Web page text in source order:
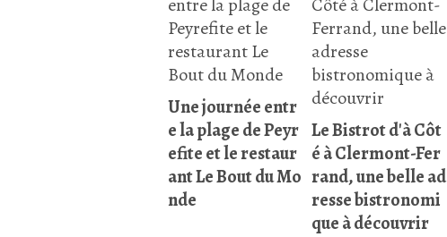
Une journée entr
e la plage de Peyr
efite et le restaur
ant Le Bout du Mo
nde
Le Bistrot d'à Côt
é à Clermont-Fer
rand, une belle ad
resse bistronomi
que à découvrir